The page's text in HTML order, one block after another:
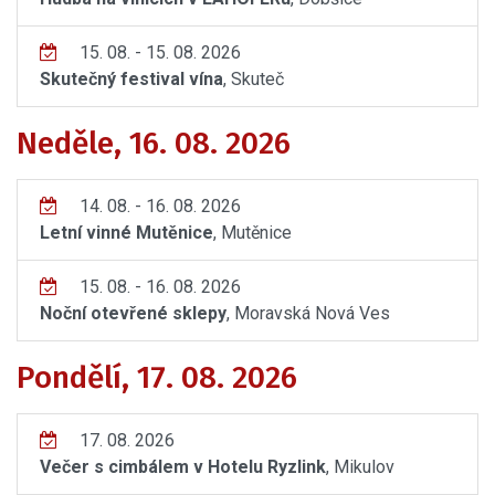
15. 08. - 15. 08. 2026
Skutečný festival vína, Skuteč
Neděle, 16. 08. 2026
14. 08. - 16. 08. 2026
Letní vinné Mutěnice, Mutěnice
15. 08. - 16. 08. 2026
Noční otevřené sklepy, Moravská Nová Ves
Pondělí, 17. 08. 2026
17. 08. 2026
Večer s cimbálem v Hotelu Ryzlink, Mikulov